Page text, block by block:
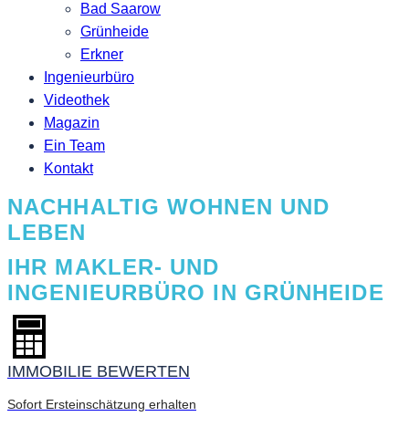
Bad Saarow
Grünheide
Erkner
Ingenieurbüro
Videothek
Magazin
Ein Team
Kontakt
NACHHALTIG WOHNEN UND
LEBEN
IHR MAKLER- UND
INGENIEURBÜRO IN GRÜNHEIDE
IMMOBILIE BEWERTEN
Sofort Ersteinschätzung erhalten